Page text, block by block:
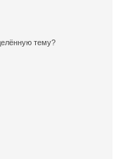
тему?